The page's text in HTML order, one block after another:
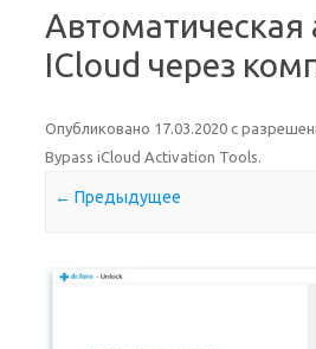
Автоматическая
ICloud через
Опубликовано 17.03.2020 с
Bypass iCloud Activation Tools.
← Предыдущее